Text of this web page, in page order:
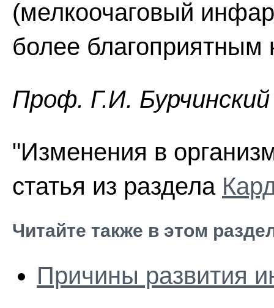
(мелкоочаговый
более благоприятным
Проф. Г.И. Бурчинский
"Изменения в
статья из раздела
Читайте также в этом
Причины развития